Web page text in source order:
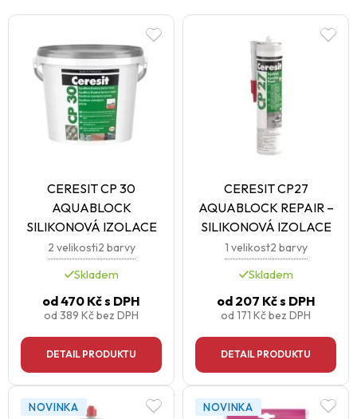
CERESIT CP 30
AQUABLOCK
SILIKONOVÁ IZOLACE
2 velikosti2 barvy
Skladem
od470 Kčs DPH
od 389 Kčbez DPH
DETAIL PRODUKTU
CERESIT CP27
AQUABLOCK REPAIR –
SILIKONOVÁ IZOLACE
1 velikost2 barvy
Skladem
od207 Kčs DPH
od 171 Kčbez DPH
DETAIL PRODUKTU
NOVINKA NOVINKA